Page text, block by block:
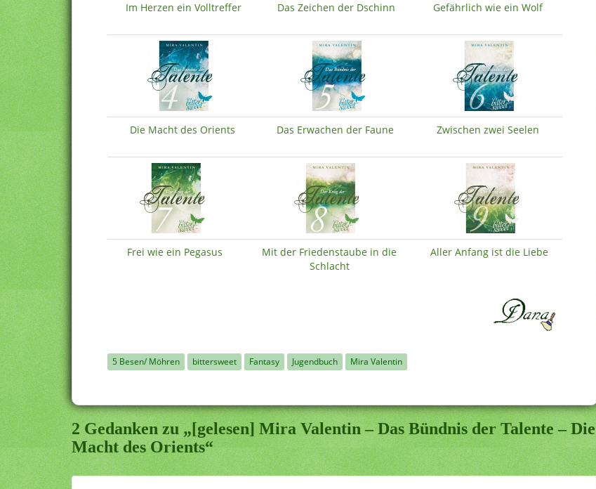
Im Herzen ein Volltreffer Das Zeichen der Dschinn Gefährlich wie ein Wolf
Die Macht des Orients Das Erwachen der Faune Zwischen zwei Seelen
Frei wie ein Pegasus
Mit der Friedenstaube in die
Schlacht
Aller Anfang ist die Liebe
5 Besen/ Möhren bittersweet Fantasy Jugendbuch Mira Valentin
2 Gedanken zu „[gelesen] Mira Valentin – Das Bündnis der Talente – Die
Macht des Orients“